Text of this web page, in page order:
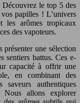
Découvrez le top 5 des
papilles ! L’univers
les arômes tropicaux
des vapoteurs.
une sélection
sentiers battus. Ces e-
capacité à offrir une
en combinant des
authentiques
allons explorer